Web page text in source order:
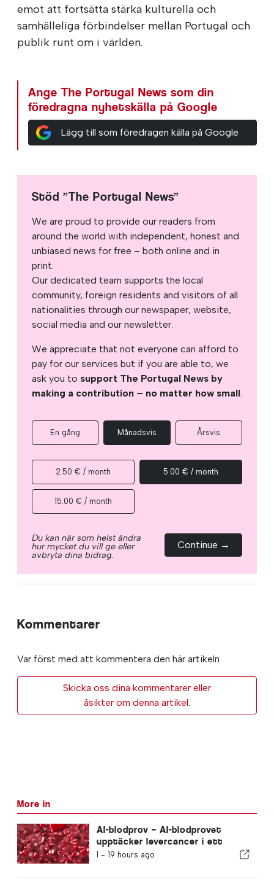
emot att fortsätta stärka kulturella och
samhälleliga förbindelser mellan Portugal och
publik runt om i världen.
Ange The Portugal News som din
föredragna nyhetskälla på Google
Lägg till som föredragen källa på Google
Stöd ”The Portugal News”
We are proud to provide our readers from
around the world with independent, honest and
unbiased news for free – both online and in
print.
Our dedicated team supports the local
community, foreign residents and visitors of all
nationalities through our newspaper, website,
social media and our newsletter.
We appreciate that not everyone can afford to
pay for our services but if you are able to, we
ask you to support The Portugal News by
making a contribution – no matter how small.
En gång Månadsvis Årsvis
2.50 € / month 5.00 € / month
15.00 € / month
Du kan när som helst ändra
hur mycket du vill ge eller
avbryta dina bidrag.
Continue →
Kommentarer
Var först med att kommentera den här artikeln
Skicka oss dina kommentarer eller
åsikter om denna artikel.
More in
AI-blodprov – AI-blodprovet
upptäcker levercancer i ett
tidigare skede
I - 19 hours ago